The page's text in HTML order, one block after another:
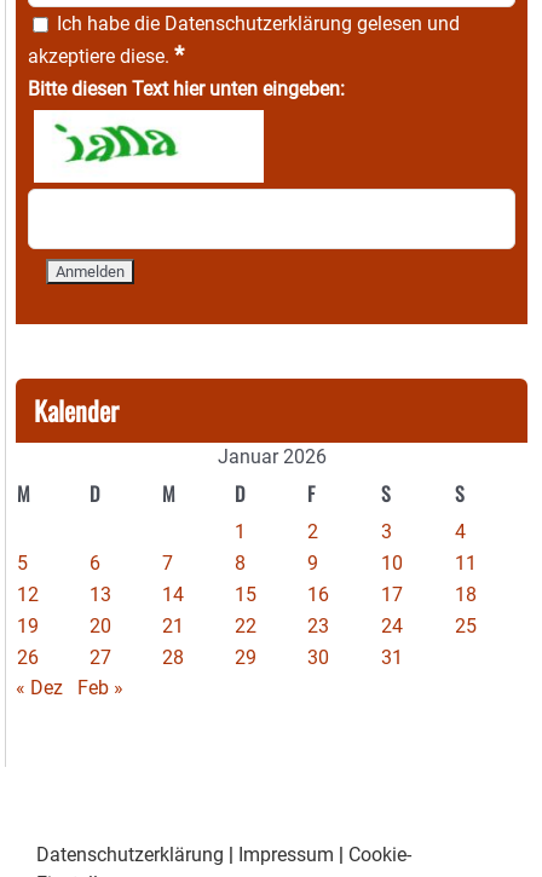
Ich habe die Datenschutzerklärung gelesen und
akzeptiere diese. *
Bitte diesen Text hier unten eingeben:
Kalender
Januar 2026
M D M D F S S
1 2 3
4
5
6 7 8 9 10
11
12
13 14 15 16 17
18
19
20 21 22 23 24
25
26
27 28 29 30
31
« Dez
Feb »
Datenschutzerklärung | Impressum | Cookie-